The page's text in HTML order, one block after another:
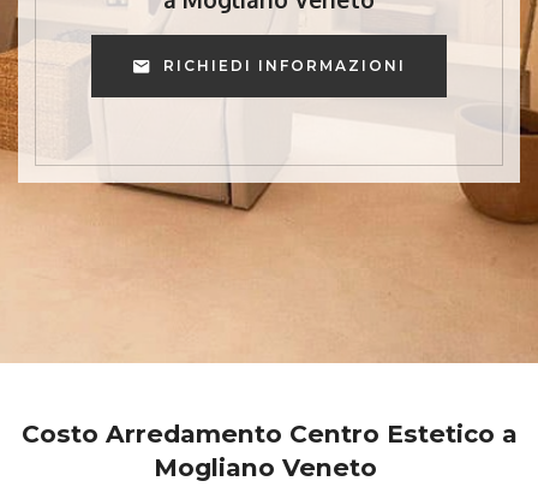
RICHIEDI INFORMAZIONI
Costo Arredamento Centro Estetico a
Mogliano Veneto